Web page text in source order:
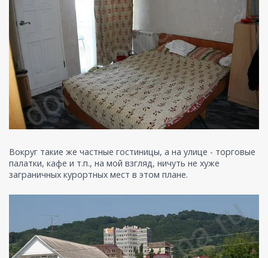
Вокруг такие же частные гостиницы, а на улице - торговые
палатки, кафе и т.п., на мой взгляд, ничуть не хуже
заграничных курортных мест в этом плане.